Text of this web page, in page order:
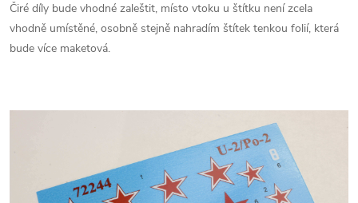
Čiré díly bude vhodné zaleštit, místo vtoku u štítku není zcela
vhodně umístěné, osobně stejně nahradím štítek tenkou folií, která
bude více maketová.